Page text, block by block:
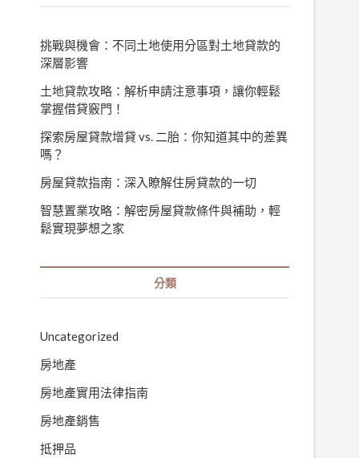
挑戰與機會：不同土地使用分區對土地貸款的
深層影響
土地貸款攻略：解析申請注意事項，讓你輕鬆
掌握借貸竅門！
探索房屋貸款增貸 vs. 二胎：你知道其中的差異
嗎？
房屋貸款指南：深入瞭解住房貸款的一切
智慧置業攻略：解密房屋貸款條件與補助，輕
鬆實現夢想之家
分類
Uncategorized
房地產
房地產實用法律指南
房地產銷售
抵押品